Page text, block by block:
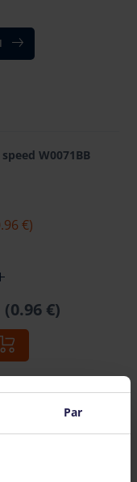
W0071BB
€)
(0.96 €)
Par